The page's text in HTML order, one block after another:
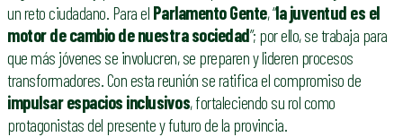
un reto ciudadano. Para el Parlamento Gente, “la juventud es el
motor de cambio de nuestra sociedad”; por ello, se trabaja para
que más jóvenes se involucren, se preparen y lideren procesos
transformadores. Con esta reunión se ratifica el compromiso de
impulsar espacios inclusivos, fortaleciendo su rol como
protagonistas del presente y futuro de la provincia.